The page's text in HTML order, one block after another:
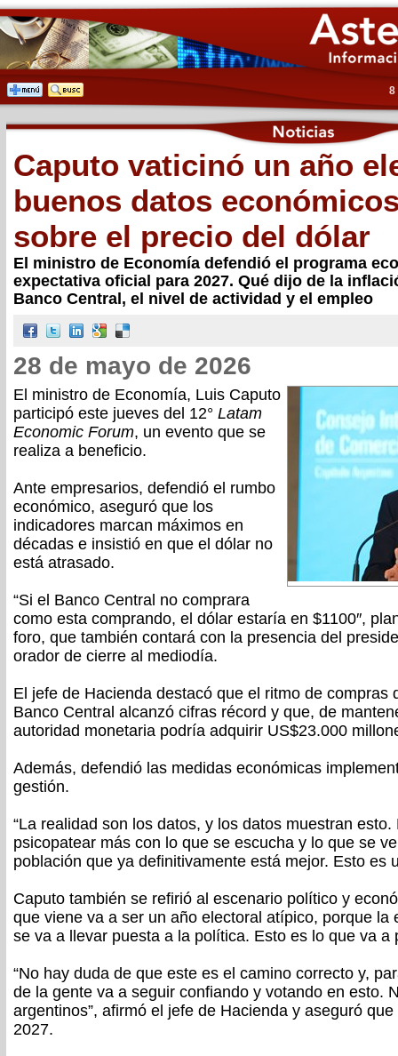
8
Caputo vaticinó un año
buenos datos
sobre el precio del dólar
El ministro de Economía defendió el programa
expectativa oficial para 2027. Qué dijo de la
Banco Central, el nivel de actividad y el empleo
28 de mayo de 2026
El ministro de Economía, Luis Caputo
participó este jueves del 12° Latam
Economic Forum, un evento que se
realiza a beneficio.
Ante empresarios, defendió el rumbo
económico, aseguró que los
indicadores marcan máximos en
décadas e insistió en que el dólar no
está atrasado.
“Si el Banco Central no comprara
como esta comprando, el dólar estaría en $1100″,
foro, que también contará con la presencia del
orador de cierre al mediodía.
El jefe de Hacienda destacó que el ritmo de compras
Banco Central alcanzó cifras récord y que, de
autoridad monetaria podría adquirir US$23.000
Además, defendió las medidas económicas
gestión.
“La realidad son los datos, y los datos muestran
psicopatear más con lo que se escucha y lo que se
población que ya definitivamente está mejor. Esto es
Caputo también se refirió al escenario político y
que viene va a ser un año electoral atípico, porque la
se va a llevar puesta a la política. Esto es lo que va a
“No hay duda de que este es el camino correcto y,
de la gente va a seguir confiando y votando en esto.
argentinos”, afirmó el jefe de Hacienda y aseguró
2027.